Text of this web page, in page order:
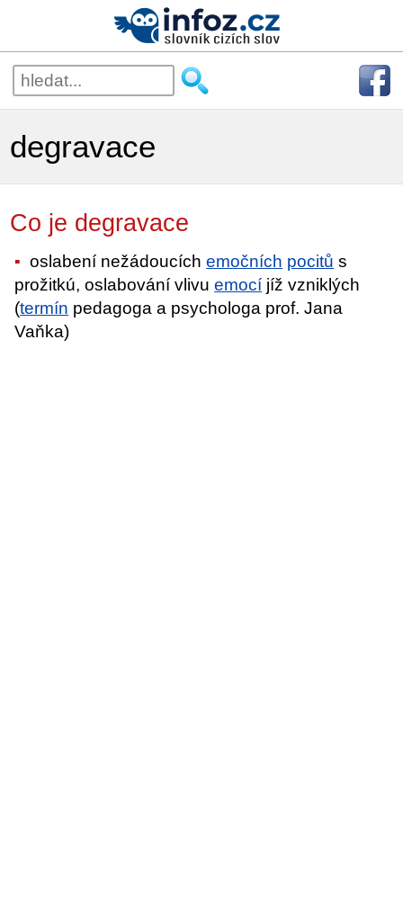
degravace
Co je degravace
oslabení nežádoucíchemočních pocitů s
prožitkú, oslabování vlivuemocí jíž vzniklých
(termín pedagoga a psychologa prof. Jana
Vaňka)